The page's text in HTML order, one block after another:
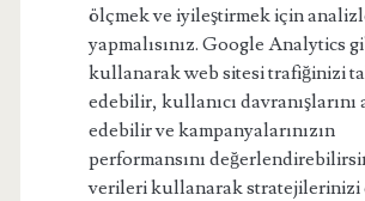
ölçmek ve iyileştirmek için
yapmalısınız. Google Analytics
kullanarak web sitesi trafiğinizi
edebilir, kullanıcı davranışlarını
edebilir ve kampanyalarınızın
performansını
verileri kullanarak stratejilerinizi